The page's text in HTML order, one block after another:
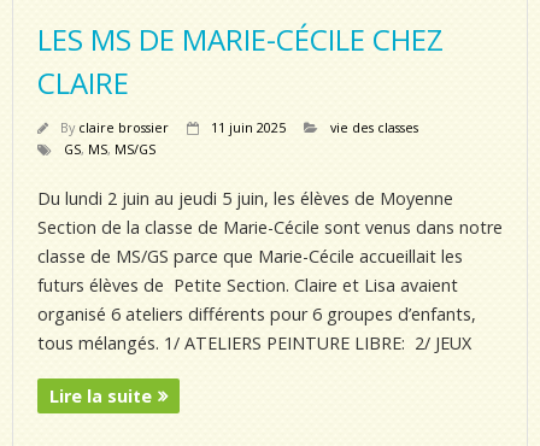
LES MS DE MARIE-CÉCILE CHEZ
CLAIRE
By claire brossier 11 juin 2025
vie des classes
GS, MS, MS/GS
Du lundi 2 juin au jeudi 5 juin, les élèves de Moyenne
Section de la classe de Marie-Cécile sont venus dans notre
classe de MS/GS parce que Marie-Cécile accueillait les
futurs élèves de Petite Section. Claire et Lisa avaient
organisé 6 ateliers différents pour 6 groupes d’enfants,
tous mélangés. 1/ ATELIERS PEINTURE LIBRE: 2/ JEUX
Lire la suite